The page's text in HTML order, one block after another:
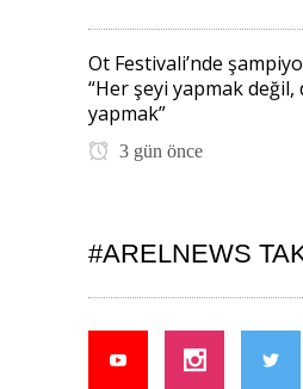
Ot Festivali’nde
“Her şeyi yapmak
yapmak”
3 gün önce
#ARELNEWS